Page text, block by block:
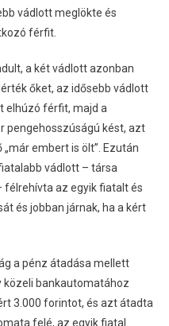
vádlott meglökte és
férfit.
a két vádlott azonban
őket, az idősebb vádlott
elhúzó férfit, majd a
pengehosszúságú kést, azt
embert is ölt”. Ezután
vádlott – társa
az egyik fiatalt és
és jobban járnak, ha a kért
a pénz átadása mellett
közeli bankautomatához
3.000 forintot, és azt átadta
felé, az egyik fiatal